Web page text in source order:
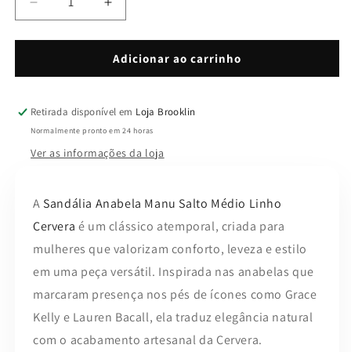
Diminuir
a
quantidade
Anabela
Salto
Médio
Aumentar
a
quantidade
de
Anabela
Salto
Médio
Adicionar ao carrinho
Retirada disponível em Loja Brooklin
Normalmente pronto em 24 horas
Ver as informações da loja
A Sandália Anabela Manu Salto Médio Linho
Cervera é um clássico atemporal, criada para
mulheres que valorizam conforto, leveza e estilo
em uma peça versátil. Inspirada nas anabelas que
marcaram presença nos pés de ícones como Grace
Kelly e Lauren Bacall, ela traduz elegância natural
com o acabamento artesanal da Cervera.